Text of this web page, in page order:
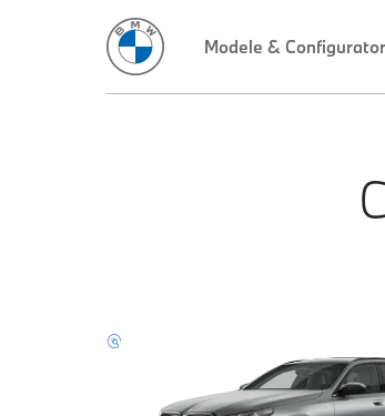
Modele & Configurator